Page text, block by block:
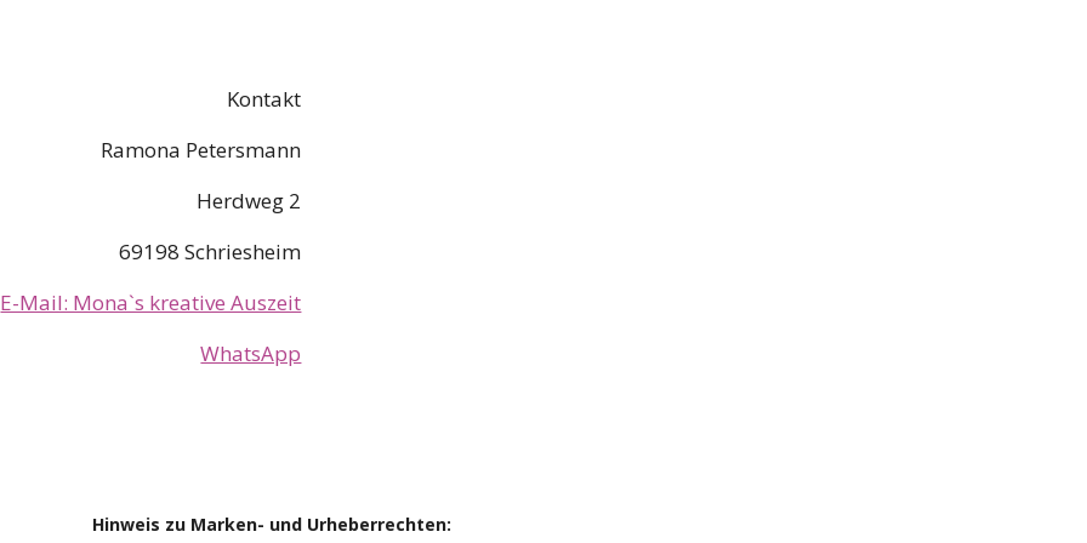
Kontakt
Ramona Petersmann
Herdweg 2
69198 Schriesheim
E-Mail: Mona`s kreative Auszeit
WhatsApp
Hinweis zu Marken- und Urheberrechten: